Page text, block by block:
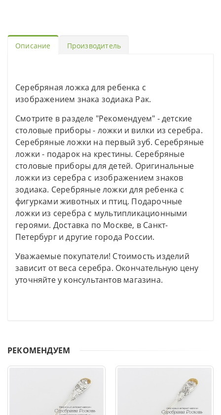
Описание Производитель
Серебряная ложка для ребенка с
изображением знака зодиака Рак.
Смотрите в разделе "Рекомендуем" - детские
столовые приборы - ложки и вилки из серебра.
Серебряные ложки на первый зуб. Серебряные
ложки - подарок на крестины. Серебряные
столовые приборы для детей. Оригинальные
ложки из серебра с изображением знаков
зодиака. Серебряные ложки для ребенка с
фигурками животных и птиц. Подарочные
ложки из серебра с мультипликационными
героями. Доставка по Москве, в Санкт-
Петербург и другие города России.
Уважаемые покупатели! Стоимость изделий
зависит от веса серебра. Окончательную цену
уточняйте у консультантов магазина.
РЕКОМЕНДУЕМ